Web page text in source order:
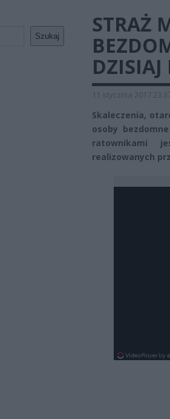
Szukaj
STRAŻ
DZISIAJ
11 stycznia 2017
Skaleczenia,
osoby
ratownikami
realizowanych